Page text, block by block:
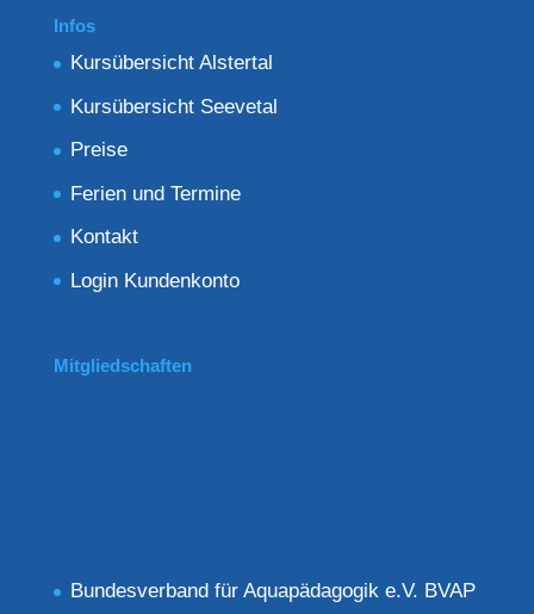
Infos
Kursübersicht Alstertal
Kursübersicht Seevetal
Preise
Ferien und Termine
Kontakt
Login Kundenkonto
Mitgliedschaften
Bundesverband für Aquapädagogik e.V. BVAP